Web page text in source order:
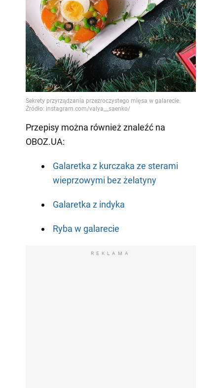
Przepisy można również znaleźć na
OBOZ.UA:
Galaretka z kurczaka ze sterami
wieprzowymi bez żelatyny
Galaretka z indyka
Ryba w galarecie
REKLAMA